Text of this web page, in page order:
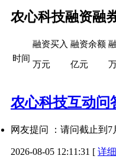
农心科技融资融
时间
融资买入
万元
融资余额
亿元
农心科技互动问
网友提问 ：请问截止到
2026-08-05 12:11:31 [ 详细